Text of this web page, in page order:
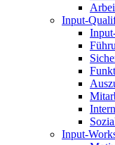
Input-
Input-